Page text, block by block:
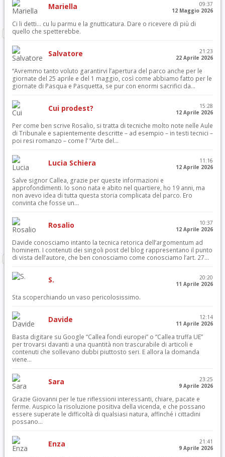
Mariella
09:37
12 Maggio 2026
Ci li detti… cu lu parmu e la gnutticatura. Dare o ricevere di più di
quello che spetterebbe.
Salvatore
21:23
22 Aprile 2026
“Avremmo tanto voluto garantirvi l’apertura del parco anche per le
giornate del 25 aprile e del 1 maggio, così come abbiamo fatto per le
giornate di Pasqua e Pasquetta, se pur con enormi sacrifici da...
Cui prodest?
15:28
12 Aprile 2026
Per come ben scrive Rosalio, si tratta di tecniche molto note nelle Aule
di Tribunale e sapientemente descritte – ad esempio – in testi tecnici –
poi resi romanzo – come l’ “Arte del...
Lucia Schiera
11:16
12 Aprile 2026
Salve signor Callea, grazie per queste informazioni e
approfondimenti. Io sono nata e abito nel quartiere, ho 19 anni, ma
non avevo idea di tutta questa storia complicata del parco. Ero
convinta che fosse un...
Rosalio
10:37
12 Aprile 2026
Davide conosciamo intanto la tecnica retorica dell’argomentum ad
hominem. I contenuti dei singoli post del blog rappresentano il punto
di vista dell’autore, che ben conosciamo come conosciamo l’art. 27...
S.
20:20
11 Aprile 2026
Sta scoperchiando un vaso pericolosissimo.
Davide
12:14
11 Aprile 2026
Basta digitare su Google “Callea fondi europei” o “Callea truffa UE”
per trovarsi davanti a una quantità non trascurabile di articoli e
contenuti che sollevano dubbi piuttosto seri. E allora la domanda
viene...
Sara
23:25
9 Aprile 2026
Grazie Giovanni per le tue riflessioni interessanti, chiare, pacate e
ferme. Auspico la risoluzione positiva della vicenda, e che possano
essere superate le difficoltà di qualsiasi natura, affinché i cittadini
possano...
Enza
21:41
9 Aprile 2026